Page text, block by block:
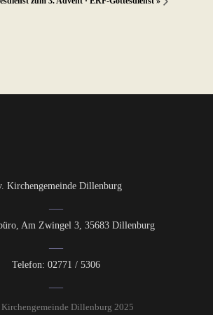
Kirchengemeinde Dillenburg
Am Zwingel 3, 35683 Dillenburg
Telefon: 02771 / 5306
Dillenburg 2025